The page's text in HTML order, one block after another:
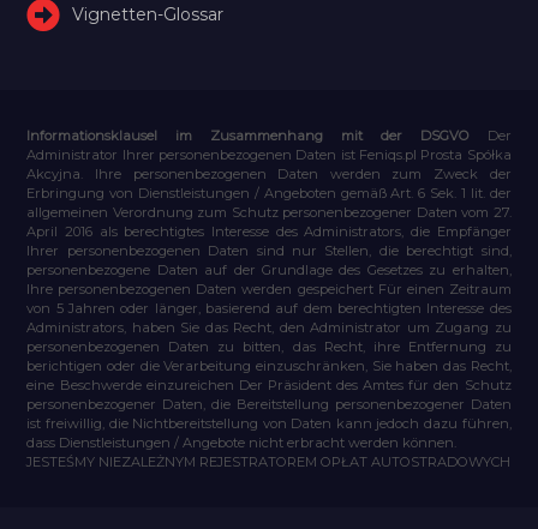
Vignetten-Glossar
Informationsklausel im Zusammenhang mit der DSGVO
Der
Administrator Ihrer personenbezogenen Daten ist Feniqs.pl Prosta Spółka
Akcyjna. Ihre personenbezogenen Daten werden zum Zweck der
Erbringung von Dienstleistungen / Angeboten gemäß Art. 6 Sek. 1 lit. der
allgemeinen Verordnung zum Schutz personenbezogener Daten vom 27.
April 2016 als berechtigtes Interesse des Administrators, die Empfänger
Ihrer personenbezogenen Daten sind nur Stellen, die berechtigt sind,
personenbezogene Daten auf der Grundlage des Gesetzes zu erhalten,
Ihre personenbezogenen Daten werden gespeichert Für einen Zeitraum
von 5 Jahren oder länger, basierend auf dem berechtigten Interesse des
Administrators, haben Sie das Recht, den Administrator um Zugang zu
personenbezogenen Daten zu bitten, das Recht, ihre Entfernung zu
berichtigen oder die Verarbeitung einzuschränken, Sie haben das Recht,
eine Beschwerde einzureichen Der Präsident des Amtes für den Schutz
personenbezogener Daten, die Bereitstellung personenbezogener Daten
ist freiwillig, die Nichtbereitstellung von Daten kann jedoch dazu führen,
dass Dienstleistungen / Angebote nicht erbracht werden können.
JESTEŚMY NIEZALEŻNYM REJESTRATOREM OPŁAT AUTOSTRADOWYCH